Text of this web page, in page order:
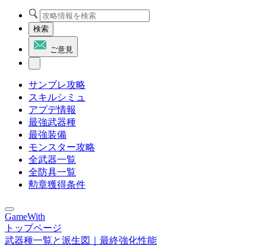
検索
ご意見
サンブレ攻略
スキルシミュ
アプデ情報
最強武器種
最強装備
モンスター攻略
全武器一覧
全防具一覧
勲章獲得条件
GameWith
トップページ
武器種一覧と派生図｜最終強化性能